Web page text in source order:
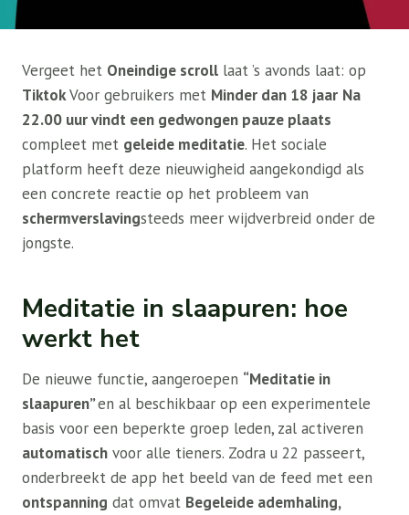
Vergeet het Oneindige scroll laat ’s avonds laat: op
TiktokVoor gebruikers met Minder dan 18 jaar Na
22.00 uur vindt een gedwongen pauze plaats
compleet met geleide meditatie. Het sociale
platform heeft deze nieuwigheid aangekondigd als
een concrete reactie op het probleem van
schermverslavingsteeds meer wijdverbreid onder de
jongste.
Meditatie in slaapuren: hoe
werkt het
De nieuwe functie, aangeroepen “Meditatie in
slaapuren”en al beschikbaar op een experimentele
basis voor een beperkte groep leden, zal activeren
automatisch voor alle tieners. Zodra u 22 passeert,
onderbreekt de app het beeld van de feed met een
ontspanning dat omvat Begeleide ademhaling,